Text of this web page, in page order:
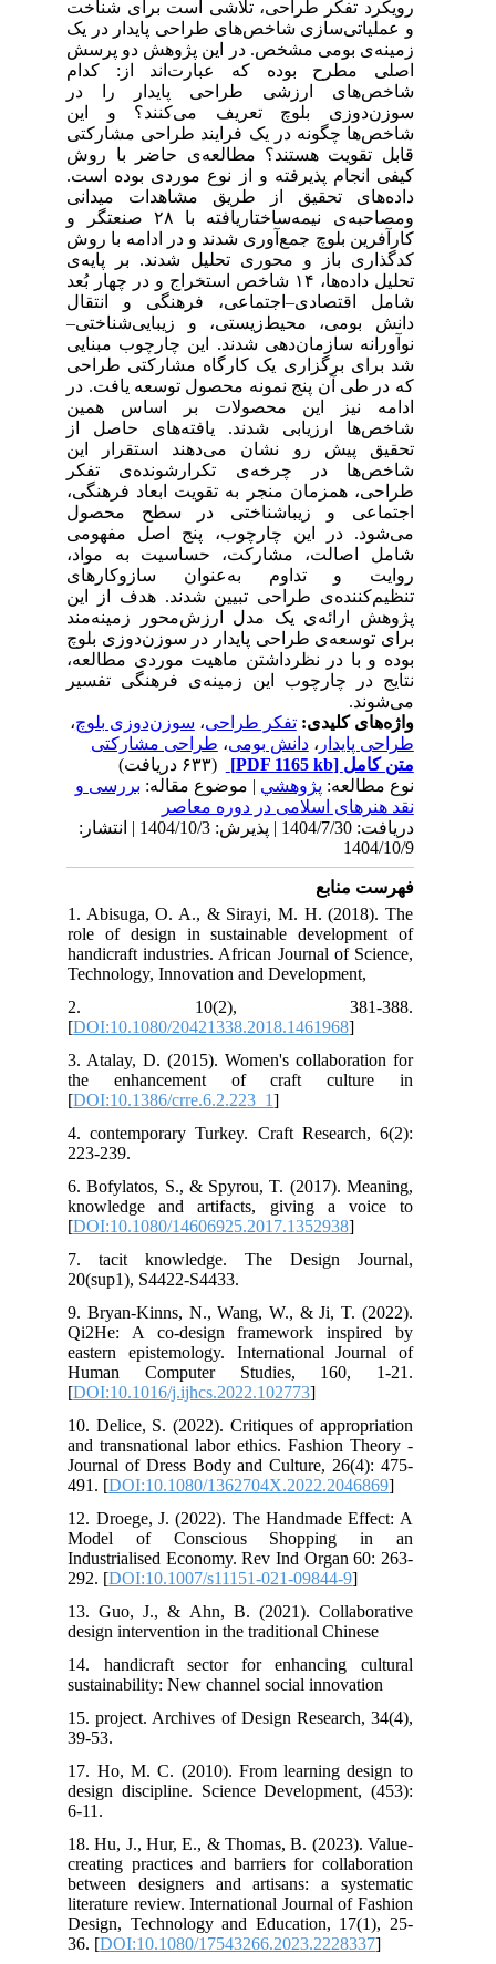
رویکرد تفکر طراحی، تلاشی است برای شناخت
و عملیاتی‌سازی شاخص‌های طراحی پایدار در یک
زمینه‌ی بومی مشخص. در این پژوهش دو پرسش
اصلی مطرح بوده که عبارت‌اند از: کدام
شاخص‌های ارزشی طراحی پایدار را در
سوزن‌دوزی بلوچ تعریف می‌کنند؟ و این
شاخص‌ها چگونه در یک فرایند طراحی مشارکتی
قابل تقویت‌ هستند؟ مطالعه‌ی حاضر با روش
کیفی انجام پذیرفته و از نوع موردی بوده است.
داده‌های تحقیق از طریق مشاهدات میدانی
ومصاحبه‌ی نیمه‌ساختاریافته با ۲۸ صنعتگر و
کارآفرین بلوچ جمع‌آوری شدند و در ادامه با روش
کدگذاری باز و محوری تحلیل شدند. بر پایه‌ی
تحلیل داده‌ها، ۱۴ شاخص استخراج و در چهار بُعد
شامل اقتصادی–اجتماعی، فرهنگی و انتقال
دانش بومی، محیط‌زیستی، و زیبایی‌شناختی–
نوآورانه سازمان‌دهی شدند. این چارچوب مبنایی
شد برای برگزاری یک کارگاه مشارکتی طراحی
که در طی آن پنج نمونه محصول توسعه یافت. در
ادامه نیز این محصولات بر اساس همین
شاخص‌ها ارزیابی شدند. یافته‌های حاصل از
تحقیق پیش رو نشان می‌دهند استقرار این
شاخص‌ها در چرخه‌ی تکرارشونده‌ی تفکر
طراحی، همزمان منجر به تقویت ابعاد فرهنگی،
اجتماعی و زیباشناختی در سطح محصول
می‌شود. در این چارچوب، پنج اصل مفهومی
شامل اصالت، مشارکت، حساسیت به مواد،
روایت و تداوم به‌عنوان سازوکارهای
تنظیم‌کننده‌ی طراحی تبیین شدند. هدف از این
پژوهش ارائه‌ی یک مدل ارزش‌محور زمینه‌مند
برای توسعه‌ی طراحی پایدار در سوزن‌دوزی بلوچ
بوده و با در نظرداشتن ماهیت موردی مطالعه،
نتایج در چارچوب این زمینه‌ی فرهنگی تفسیر
واژه‌های کلیدی:تفکر طراحی، سوزن‌دوزی بلوچ،
طراحی پایدار،دانش بومی،طراحی مشارکتی
متن کامل[PDF 1165 kb]
(۶۳۳ دریافت)
نوع مطالعه: پژوهشي | موضوع مقاله:بررسی و
نقد هنرهای اسلامی در دوره معاصر
دریافت: 1404/7/30 | پذیرش: 1404/10/3 | انتشار:
1404/10/9
فهرست منابع
1. Abisuga, O. A., & Sirayi, M. H. (2018). The
role of design in sustainable development of
handicraft industries. African Journal of Science,
Technology, Innovation and Development,
2. 10(2), 381-388.
[DOI:10.1080/20421338.2018.1461968
3. Atalay, D. (2015). Women's collaboration for
the enhancement of craft culture in
[DOI:10.1386/crre.6.2.223_1
4. contemporary Turkey. Craft Research, 6(2):
6. Bofylatos, S., & Spyrou, T. (2017). Meaning,
knowledge and artifacts, giving a voice to
[DOI:10.1080/14606925.2017.1352938
7. tacit knowledge. The Design Journal,
20(sup1), S4422-S4433.
9. Bryan-Kinns, N., Wang, W., & Ji, T. (2022).
Qi2He: A co-design framework inspired by
eastern epistemology. International Journal of
Human Computer Studies, 160, 1-21.
[DOI:10.1016/j.ijhcs.2022.102773
10. Delice, S. (2022). Critiques of appropriation
and transnational labor ethics. Fashion Theory -
Journal of Dress Body and Culture, 26(4): 475-
491. [DOI:10.1080/1362704X.2022.2046869
12. Droege, J. (2022). The Handmade Effect: A
Model of Conscious Shopping in an
Industrialised Economy. Rev Ind Organ 60: 263-
292. [DOI:10.1007/s11151-021-09844-9
13. Guo, J., & Ahn, B. (2021). Collaborative
design intervention in the traditional Chinese
14. handicraft sector for enhancing cultural
sustainability: New channel social innovation
15. project. Archives of Design Research, 34(4),
17. Ho, M. C. (2010). From learning design to
design discipline. Science Development, (453):
18. Hu, J., Hur, E., & Thomas, B. (2023). Value-
creating practices and barriers for collaboration
between designers and artisans: a systematic
literature review. International Journal of Fashion
Design, Technology and Education, 17(1), 25-
36. [DOI:10.1080/17543266.2023.2228337